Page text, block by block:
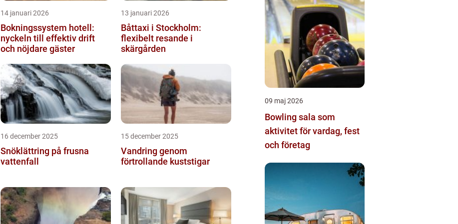
14 januari 2026
Bokningssystem hotell:
nyckeln till effektiv drift
och nöjdare gäster
13 januari 2026
Båttaxi i Stockholm:
flexibelt resande i
skärgården
16 december 2025
Snöklättring på frusna
vattenfall
15 december 2025
Vandring genom
förtrollande kuststigar
09 maj 2026
Bowling sala som
aktivitet för vardag, fest
och företag